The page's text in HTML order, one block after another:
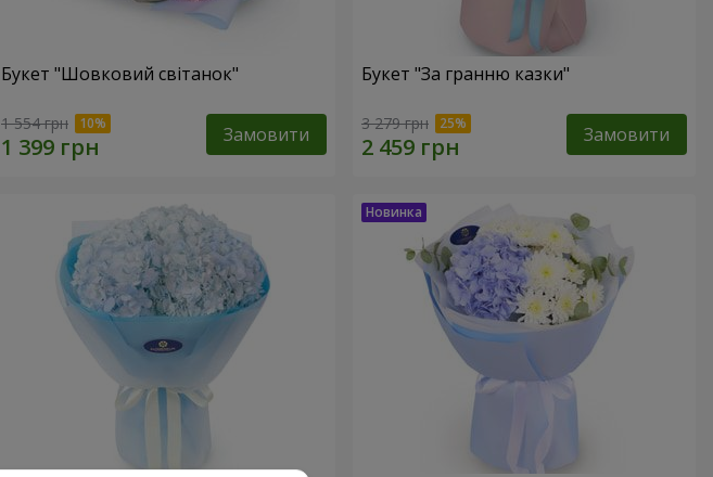
Букет "Шовковий світанок"
1 554 грн Замовити
Букет "За гранню казки"
3 279 грн Замовити